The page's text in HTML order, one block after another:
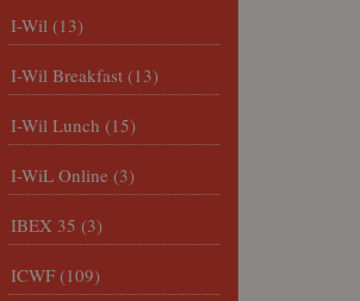
I-Wil (13)
I-Wil Breakfast (13)
I-Wil Lunch (15)
I-WiL Online (3)
IBEX 35 (3)
ICWF (109)